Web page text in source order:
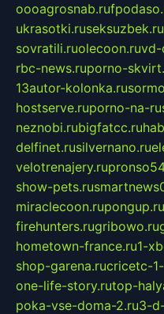
oooagrosnab.ru
ukrasotki.ruseksuzbek.ru
sovratili.ruolecoon.ruvd-
rbc-news.ruporno-
13autor-kolonka.ru
hostserve.ruporno-na-
neznobi.rubigfatcc.ru
delfinet.rusilvernano.ru
velotrenajery.ru
show-pets.ru
miraclecoon.rupongup.ru
firehunters.rugribowo.ru
hometown-france.ru1-
shop-garena.rucricetc-
one-life-story.rutop-
poka-vse-doma-2.ru3-